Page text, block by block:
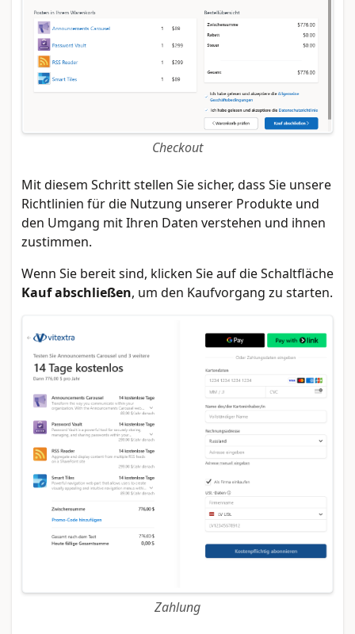
Checkout
Mit diesem Schritt stellen Sie sicher, dass Sie unsere
Richtlinien für die Nutzung unserer Produkte und
den Umgang mit Ihren Daten verstehen und ihnen
zustimmen.
Wenn Sie bereit sind, klicken Sie auf die Schaltfläche
Kauf abschließen, um den Kaufvorgang zu starten.
Zahlung